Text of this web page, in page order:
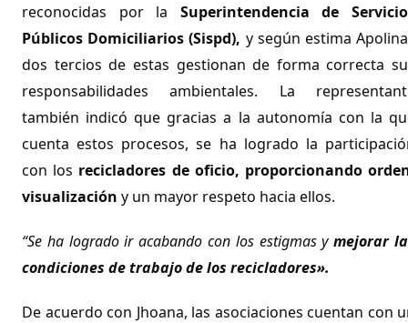
reconocidas por la Superintendencia de
Públicos Domiciliarios (Sispd), y según estima
dos tercios de estas gestionan de forma correcta
responsabilidades ambientales. La
también indicó que gracias a la autonomía con la
cuenta estos procesos, se ha logrado la
con los recicladores de oficio, proporcionando
visualización y un mayor respeto hacia ellos.
“Se ha logrado ir acabando con los estigmas ymejorar
condiciones de trabajo de los recicladores».
De acuerdo con Jhoana, las asociaciones cuentan con